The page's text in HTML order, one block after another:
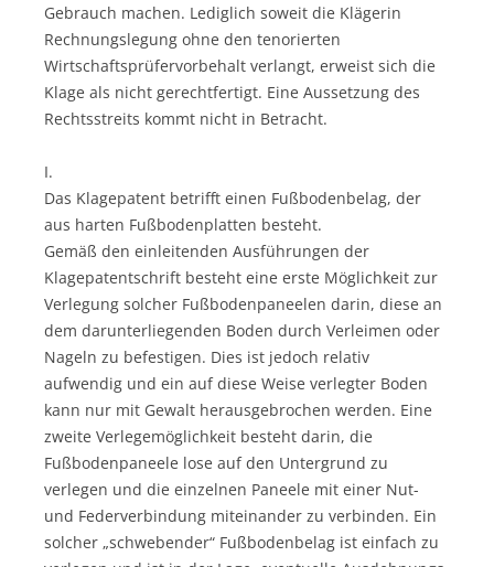
Gebrauch machen. Lediglich soweit die Klägerin
Rechnungslegung ohne den tenorierten
Wirtschaftsprüfervorbehalt verlangt, erweist sich die
Klage als nicht gerechtfertigt. Eine Aussetzung des
Rechtsstreits kommt nicht in Betracht.
I.
Das Klagepatent betrifft einen Fußbodenbelag, der
aus harten Fußbodenplatten besteht.
Gemäß den einleitenden Ausführungen der
Klagepatentschrift besteht eine erste Möglichkeit zur
Verlegung solcher Fußbodenpaneelen darin, diese an
dem darunterliegenden Boden durch Verleimen oder
Nageln zu befestigen. Dies ist jedoch relativ
aufwendig und ein auf diese Weise verlegter Boden
kann nur mit Gewalt herausgebrochen werden. Eine
zweite Verlegemöglichkeit besteht darin, die
Fußbodenpaneele lose auf den Untergrund zu
verlegen und die einzelnen Paneele mit einer Nut-
und Federverbindung miteinander zu verbinden. Ein
solcher „schwebender“ Fußbodenbelag ist einfach zu